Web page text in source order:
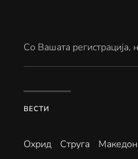
Со Вашата
ВЕСТИ
Охрид Струга